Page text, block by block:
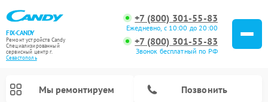
FIX-CANDY
Ремонт устройств Candy
Специализированный
cервисный центр г.
Севастополь
+7 (800) 301-55-83
Ежедневно, с 10:00 до 20:00
+7 (800) 301-55-83
Звонок бесплатный по РФ
Мы ремонтируем Позвонить